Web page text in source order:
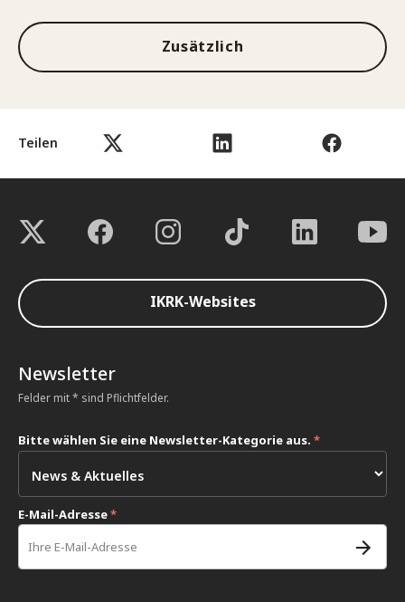
Teilen
Zusätzlich
IKRK-Websites
Newsletter
Felder mit * sind Pflichtfelder.
Bitte wählen Sie eine Newsletter-Kategorie aus. *
E-Mail-Adresse*